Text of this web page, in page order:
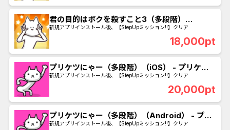
君の目的はボクを殺すこと3（多段階）
（Android） - 第4500の魔神クリア
新規アプリインストール後、【StepUpミッション!!】クリア
18,000pt
プリケツにゃー（多段階）（iOS） - プリケツ
レベル400到達
新規アプリインストール後、【StepUpミッション!!】クリア
20,000pt
プリケツにゃー（多段階）（Android） - プリ
ケツレベル400到達
新規アプリインストール後、【StepUpミッション!!】クリア